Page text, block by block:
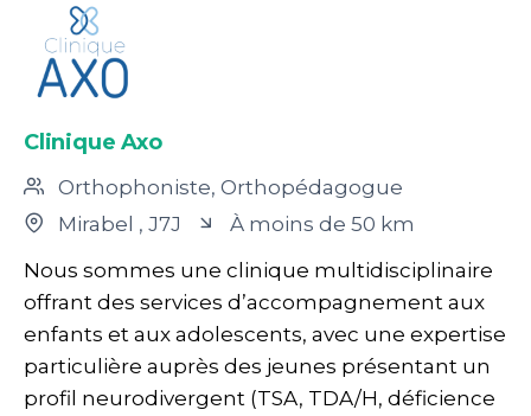
Clinique Axo
Orthophoniste, Orthopédagogue
Mirabel , J7J
À moins de 50 km
Nous sommes une clinique multidisciplinaire
offrant des services d’accompagnement aux
enfants et aux adolescents, avec une expertise
particulière auprès des jeunes présentant un
profil neurodivergent (TSA, TDA/H, déficience